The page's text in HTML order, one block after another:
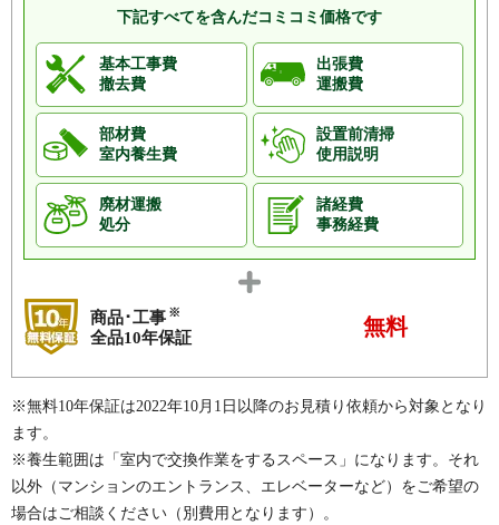
下記すべてを含んだコミコミ価格です
基本工事費
撤去費
出張費
運搬費
部材費
室内養生費
設置前清掃
使用説明
廃材運搬
処分
諸経費
事務経費
商品･工事 ※
全品10年保証 無料
※無料10年保証は2022年10月1日以降のお見積り依頼から対象となり
ます。
※養生範囲は「室内で交換作業をするスペース」になります。それ
以外（マンションのエントランス、エレベーターなど）をご希望の
場合はご相談ください（別費用となります）。